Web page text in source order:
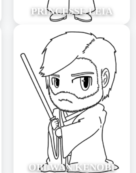
PRINCESSE LEIA
OBI WAN KENOBI